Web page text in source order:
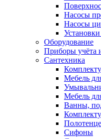
Насосы
Насосы
Оборудование
Приборы
Сантехника
Мебель
Мебель
Ванны,
Сифоны